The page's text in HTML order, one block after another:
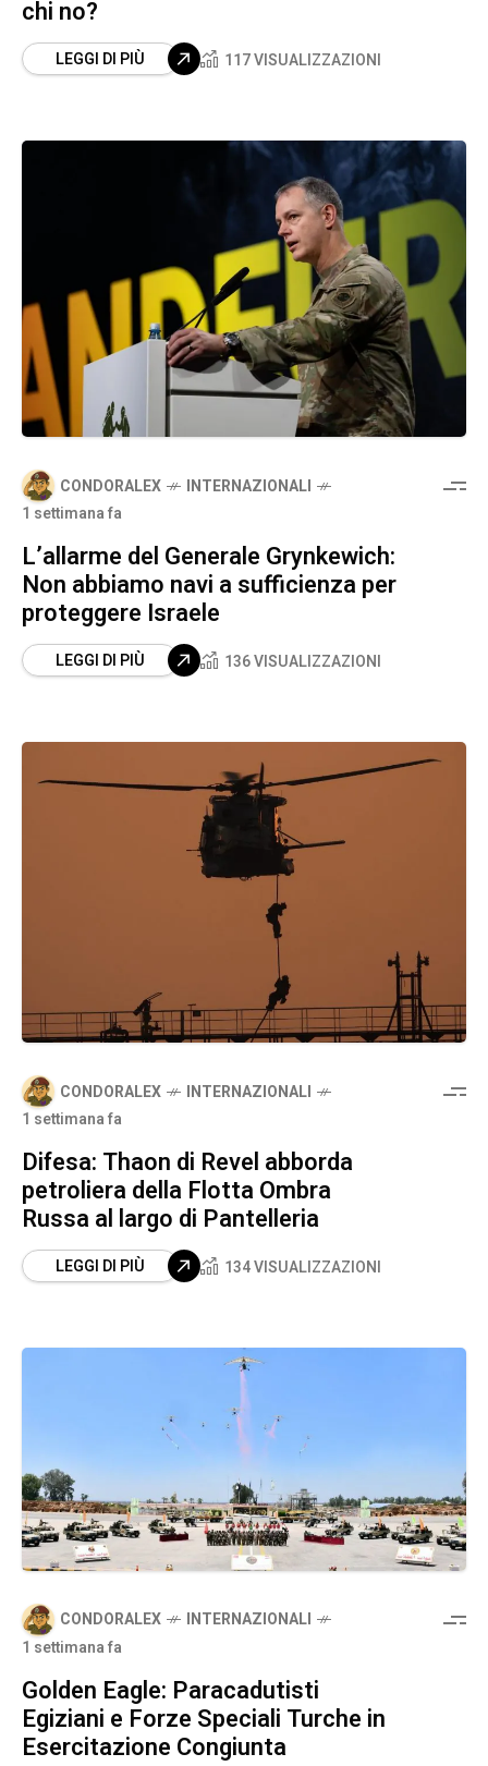
chi no?
LEGGI DI PIÙ 117 VISUALIZZAZIONI
CONDORALEX
INTERNAZIONALI
1 settimana fa
L’allarme del Generale Grynkewich:
Non abbiamo navi a sufficienza per
proteggere Israele
LEGGI DI PIÙ 136 VISUALIZZAZIONI
CONDORALEX
INTERNAZIONALI
1 settimana fa
Difesa: Thaon di Revel abborda
petroliera della Flotta Ombra
Russa al largo di Pantelleria
LEGGI DI PIÙ 134 VISUALIZZAZIONI
CONDORALEX
INTERNAZIONALI
1 settimana fa
Golden Eagle: Paracadutisti
Egiziani e Forze Speciali Turche in
Esercitazione Congiunta